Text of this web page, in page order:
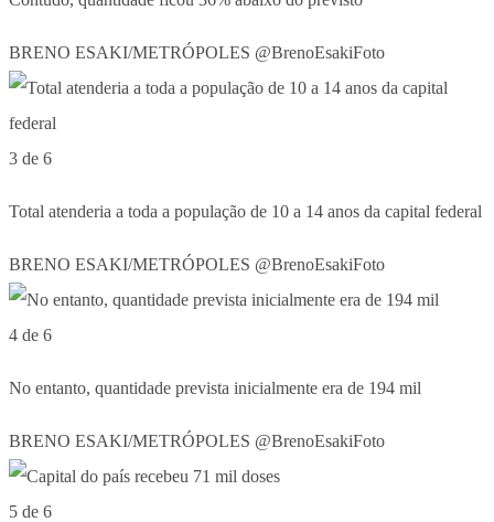
BRENO ESAKI/METRÓPOLES @BrenoEsakiFoto
3 de 6
Total atenderia a toda a população de 10 a 14 anos da capital federal
BRENO ESAKI/METRÓPOLES @BrenoEsakiFoto
4 de 6
No entanto, quantidade prevista inicialmente era de 194 mil
BRENO ESAKI/METRÓPOLES @BrenoEsakiFoto
5 de 6